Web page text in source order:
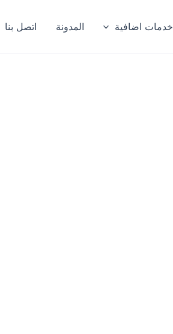
خدمات اضافية المدونة اتصل بنا